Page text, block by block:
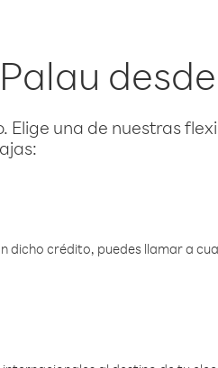
una de nuestras
dicho crédito, puedes llamar a